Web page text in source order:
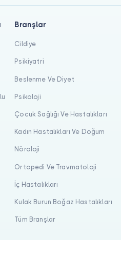
Branşlar
Cildiye
Psikiyatri
Beslenme Ve Diyet
Psikoloji
Çocuk Sağlığı Ve Hastalıkları
Kadın Hastalıkları Ve Doğum
Nöroloji
Ortopedi Ve Travmatoloji
İç Hastalıkları
Kulak Burun Boğaz Hastalıkları
Tüm Branşlar